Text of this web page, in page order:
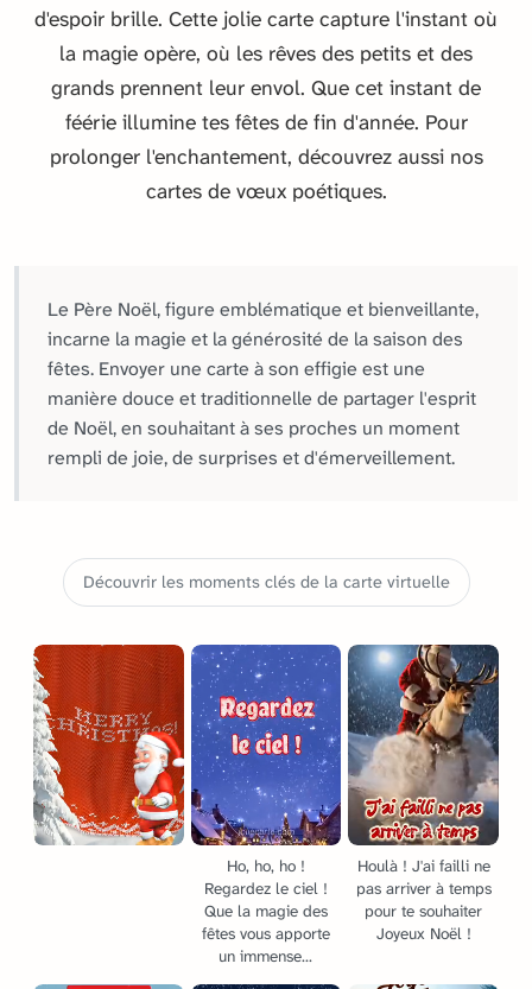
d'espoir brille. Cette jolie carte capture l'instant où
la magie opère, où les rêves des petits et des
grands prennent leur envol. Que cet instant de
féérie illumine tes fêtes de fin d'année. Pour
prolonger l'enchantement, découvrez aussi nos
cartes de vœux poétiques.
Le Père Noël, figure emblématique et bienveillante,
incarne la magie et la générosité de la saison des
fêtes. Envoyer une carte à son effigie est une
manière douce et traditionnelle de partager l'esprit
de Noël, en souhaitant à ses proches un moment
rempli de joie, de surprises et d'émerveillement.
Découvrir les moments clés de la carte virtuelle
Ho, ho, ho !
Regardez le ciel !
Que la magie des
fêtes vous apporte
un immense...
Houlà ! J'ai failli ne
pas arriver à temps
pour te souhaiter
Joyeux Noël !